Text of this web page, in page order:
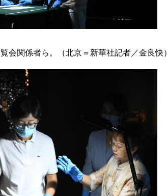
会関係者ら。（北京＝新華社記者／金良快）